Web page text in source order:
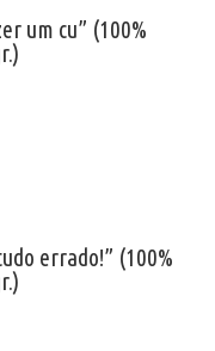
um cu” (100%
errado!” (100%